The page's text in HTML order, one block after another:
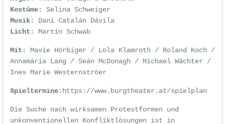
Kostüme: Selina Schweiger
Musik: Dani Catalán Dávila
Licht: Martin Schwab
Mit: Mavie Hörbiger / Lola Klamroth / Roland Koch /
Annamária Lang / Seán McDonagh / Michael Wächter /
Ines Marie Westernströer
Spieltermine:https://www.burgtheater.at/spielplan
Die Suche nach wirksamen Protestformen und
unkonventionellen Konfliktlösungen ist in